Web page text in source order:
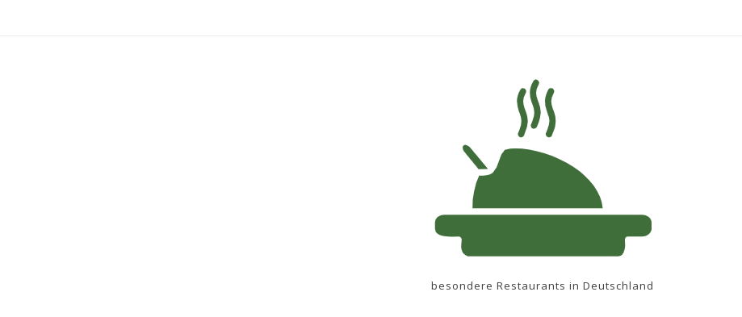
besondere Restaurants in Deutschland